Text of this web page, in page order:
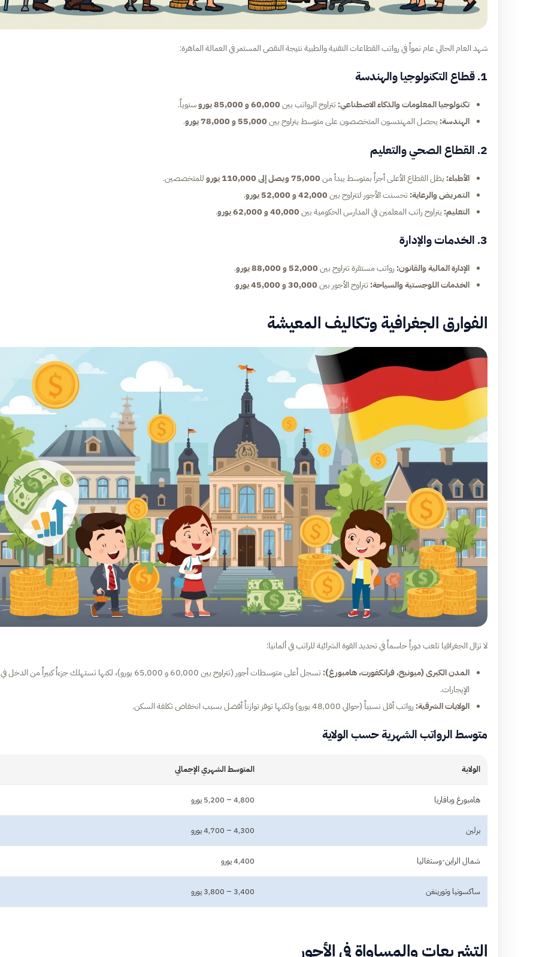
شهد العام الحالي عام نمواً في رواتب القطاعات التقنية والطبية نتيجة النقص المستمر في العمالة الماهرة:
1. قطاع التكنولوجيا والهندسة
تكنولوجيا المعلومات والذكاء الاصطناعي:تتراوح الرواتب بين60,000 و 85,000 يورو
سنوياً.
الهندسة:يحصل المهندسون المتخصصون على متوسط يتراوح بين55,000 و 78,000 يورو .
2. القطاع الصحي والتعليم
الأطباء: يظل القطاع الأعلى أجراً بمتوسط يبدأ من75,000 ويصل إلى 110,000 يورو
للمتخصصين.
التمريض والرعاية:تحسنت الأجور لتتراوح بين42,000 و 52,000 يورو
.
التعليم: يتراوح راتب المعلمين في المدارس الحكومية بين40,000 و 62,000 يورو .
3. الخدمات والإدارة
الإدارة المالية والقانون: رواتب مستقرة تتراوح بين52,000 و 88,000 يورو
.
الخدمات اللوجستية والسياحة:تتراوح الأجور بين30,000 و 45,000 يورو .
الفوارق الجغرافية وتكاليف المعيشة
لا تزال الجغرافيا تلعب دوراً حاسماً في تحديد القوة الشرائية للراتب في ألمانيا:
المدن الكبرى (ميونيخ، فرانكفورت، هامبورغ):
تسجل أعلى متوسطات أجور (تتراوح بين 60,000 و 65,000 يورو)، لكنها تستهلك جزءاً كبيراً من الدخل في
الإيجارات.
الولايات الشرقية: رواتب أقل نسبياً (حوالي 48,000 يورو) ولكنها توفر توازناً أفضل بسبب انخفاض تكلفة السكن.
متوسط الرواتب الشهرية حسب الولاية
الولاية المتوسط الشهري الإجمالي
هامبورغ وبافاريا 4,800 – 5,200 يورو
برلين 4,300 – 4,700 يورو
شمال الراين-وستفاليا 4,400 يورو
ساكسونيا وتورينغن 3,400 – 3,800 يورو
التشريعات والمساواة في الأجور